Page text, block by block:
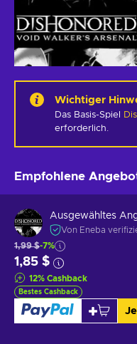
Wichtiger
Das Basis-Spiel
erforderlich.
Empfohlene
Ausgewähltes
Von Eneba
1,99 $-7%
1,85 $
12% Cashback
Bestes Cashback